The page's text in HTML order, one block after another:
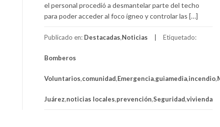
el personal procedió a desmantelar parte del techo
para poder acceder al foco ígneo y controlar las […]
Publicado en: Destacadas,Noticias Etiquetado:
Bomberos
Voluntarios,comunidad,Emergencia,guiamedia,incendio,
Juárez,noticias locales,prevención,Seguridad,vivienda